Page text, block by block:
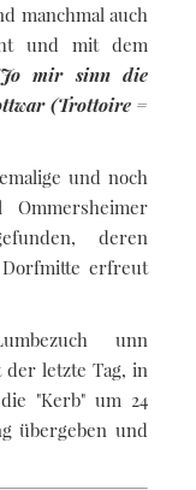
manchmal auch
und mit dem
mir sinn die
(Trottoire =
und noch
deren
erfreut
unn
der letzte Tag, in
"Kerb" um 24
übergeben und